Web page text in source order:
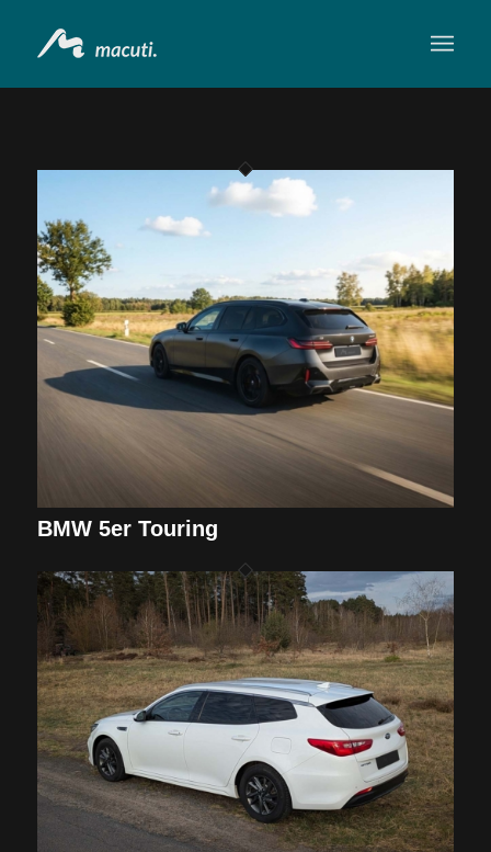
BMW 5er Touring